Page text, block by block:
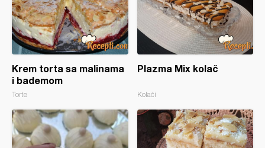
Krem torta sa malinama
i bademom
Torte
Plazma Mix kolač
Kolači